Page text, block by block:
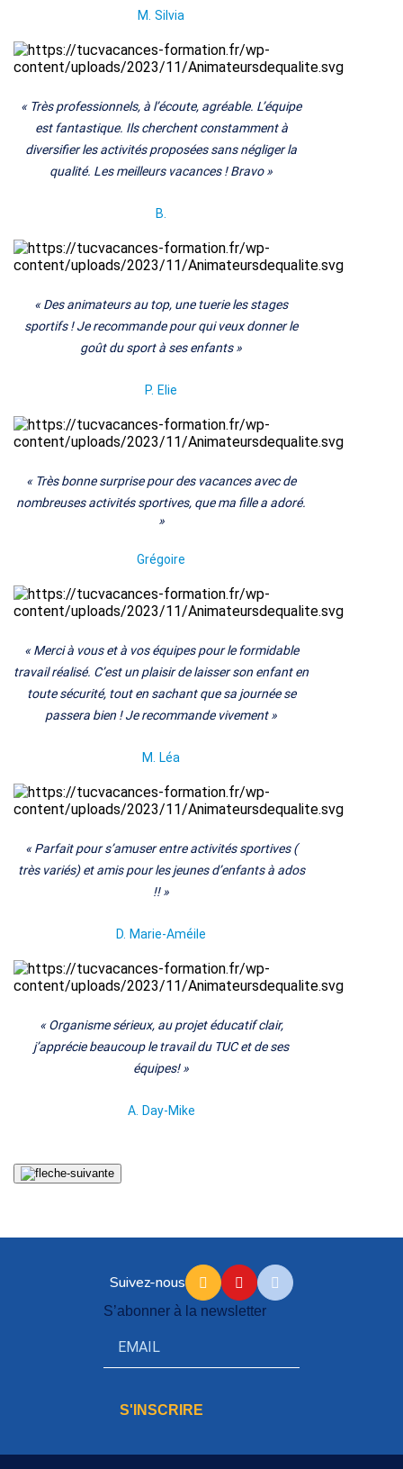
M. Silvia
« Très professionnels, à l’écoute, agréable. L’équipe
est fantastique. Ils cherchent constamment à
diversifier les activités proposées sans négliger la
qualité. Les meilleurs vacances ! Bravo »
B.
«Des animateurs au top, une tuerie les stages
sportifs ! Je recommande pour qui veux donner le
goût du sport à ses enfants »
P. Elie
« Très bonne surprise pour des vacances avec de
nombreuses activités sportives, que ma fille a adoré.
»
Grégoire
«Merci à vous et à vos équipes pour le formidable
travail réalisé. C’est un plaisir de laisser son enfant en
toute sécurité, tout en sachant que sa journée se
passera bien ! Je recommande vivement »
M. Léa
«Parfait pour s’amuser entre activités sportives (
très variés) et amis pour les jeunes d’enfants à ados
!! »
D. Marie-Améile
«Organisme sérieux, au projet éducatif clair,
j’apprécie beaucoup le travail du TUC et de ses
équipes! »
A. Day-Mike
Suivez-nous
S’abonner à la newsletter
S'INSCRIRE